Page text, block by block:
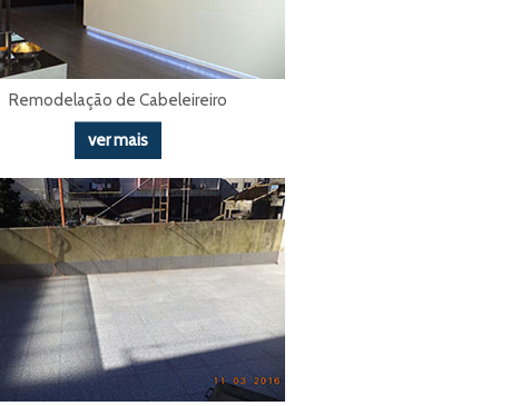
Remodelação de Cabeleireiro
ver mais